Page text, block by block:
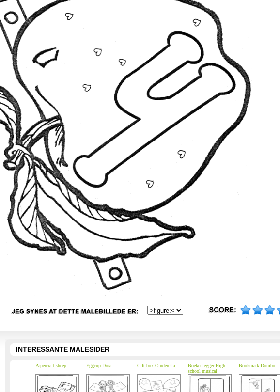
INTERESSANTE MALESIDER
Papercraft sheep Eggcup Dora Gift box Cinderella
Boekenlegger High
school musical
Bookmark Dombo